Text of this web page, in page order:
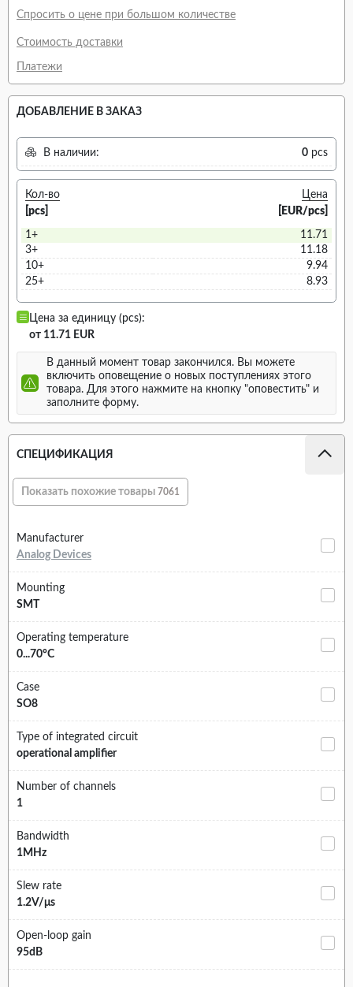
Спросить о цене при большом количестве
Стоимость доставки
Платежи
ДОБАВЛЕНИЕ В ЗАКАЗ
В наличии: 0 pcs
Кол-во
[pcs]
Цена
[EUR/pcs]
1+
11.71
3+
11.18
10+
9.94
25+
8.93
Цена за единицу (pcs):
от 11.71 EUR
В данный момент товар закончился. Вы можете
включить оповещение о новых поступлениях этого
товара. Для этого нажмите на кнопку "оповестить" и
заполните форму.
СПЕЦИФИКАЦИЯ
Показать похожие товары 7061
Manufacturer
Analog Devices
Mounting
SMT
Operating temperature
0...70°C
Case
SO8
Type of integrated circuit
operational amplifier
Number of channels
1
Bandwidth
1MHz
Slew rate
1.2V/μs
Open-loop gain
95dB